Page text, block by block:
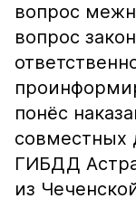
вопрос
вопрос
понёс
совместных
ГИБДД
из